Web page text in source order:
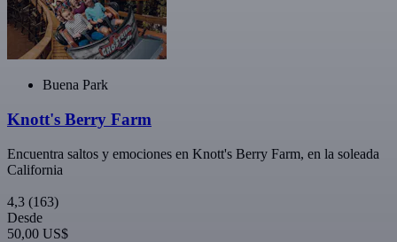
Buena Park
Knott's Berry Farm
Encuentra saltos y emociones en Knott's Berry Farm, en la soleada
California
4,3 (163)
Desde
50,00 US$